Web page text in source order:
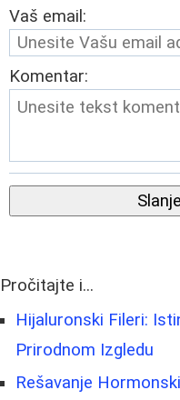
Vaš email:
Komentar:
Pročitajte i...
Hijaluronski Fileri:
Prirodnom Izgledu
Rešavanje